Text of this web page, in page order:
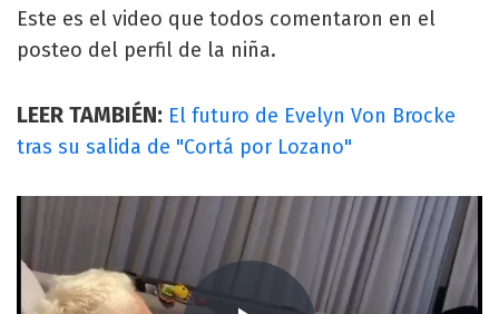
Este es el video que todos comentaron en el
posteo del perfil de la niña.
LEER TAMBIÉN: El futuro de Evelyn Von Brocke
tras su salida de "Cortá por Lozano"